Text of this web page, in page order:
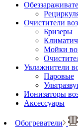
Очистители
Бризеры
Мойки
Увлажнители
Паровые
Ионизаторы
Аксессуары
Обогреватели